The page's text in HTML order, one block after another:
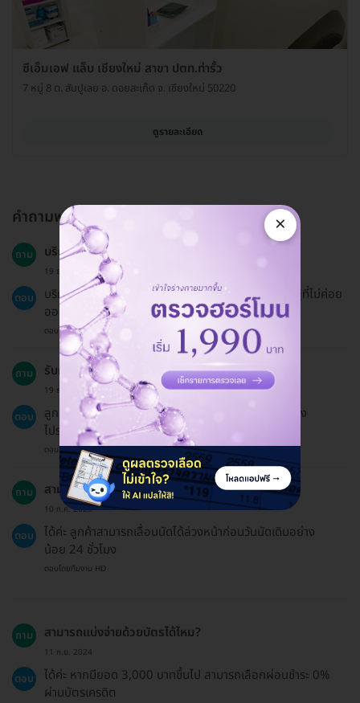
ซีเอ็มเอฟ แล็บ เชียงใหม่ สาขา ปตท.ท่ารั้ว
7 หมู่ 8 ต. สันปูเลย อ. ดอยสะเก็ด จ. เชียงใหม่ 50220
ดูรายละเอียด
คำถามพบบ่อย
ถาม บริการนี้เหมาะกับทุกกลุ่มอายุหรือไม่?
19 ธ.ค. 2024
ตอบ
บริการนี้เหมาะสำหรับผู้ที่มีความเสี่ยงขาดวิตามินดี เช่น ผู้ที่ไม่ค่อย
ออกแดดหรือมีประวัติครอบครัวเป็นโรคกระดูกพรุน
ตอบโดยทีมงาน HD
ถาม รับผลตรวจทางไหนบ้าง?
19 ธ.ค. 2024
ตอบ
ลูกค้าสามารถรับผลตรวจได้ที่คลินิก, อีเมล, ไลน์ หรือทาง
ไปรษณีย์ โดยไม่มีค่าใช้จ่ายเพิ่มเติม
ตอบโดยทีมงาน HD
ถาม สามารถเลื่อนนัดได้หรือไม่?
10 ก.ค. 2023
ตอบ
ได้ค่ะ ลูกค้าสามารถเลื่อนนัดได้ล่วงหน้าก่อนวันนัดเดิมอย่าง
น้อย 24 ชั่วโมง
ตอบโดยทีมงาน HD
ถาม สามารถแบ่งจ่ายด้วยบัตรได้ไหม?
11 ก.ย. 2024
ตอบ
ได้ค่ะ หากมียอด 3,000 บาทขึ้นไป สามารถเลือกผ่อนชำระ 0%
ผ่านบัตรเครดิต
×